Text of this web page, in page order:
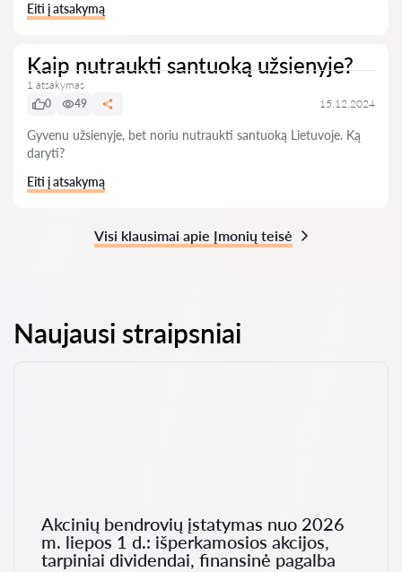
Eiti į atsakymą
Kaip nutraukti santuoką užsienyje?
1 atsakymas
0
49 15.12.2024
Gyvenu užsienyje, bet noriu nutraukti santuoką Lietuvoje. Ką
daryti?
Eiti į atsakymą
Visi klausimai apie Įmonių teisė
Naujausi straipsniai
Akcinių bendrovių įstatymas nuo 2026
m. liepos 1 d.: išperkamosios akcijos,
tarpiniai dividendai, finansinė pagalba